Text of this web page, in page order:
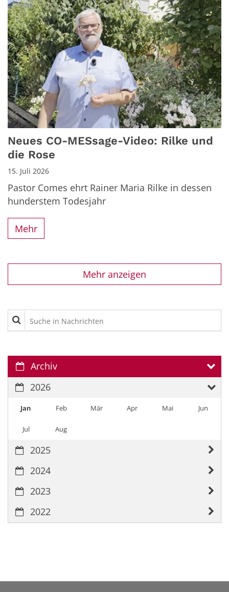
Neues CO-MESsage-Video: Rilke und
die Rose
15. Juli 2026
Pastor Comes ehrt Rainer Maria Rilke in dessen
hunderstem Todesjahr
Mehr
Mehr anzeigen
Suche in Nachrichten
Archiv
2026
Jan Feb Mär Apr Mai Jun
Jul Aug
2025
2024
2023
2022